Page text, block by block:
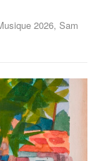
2026, Sam